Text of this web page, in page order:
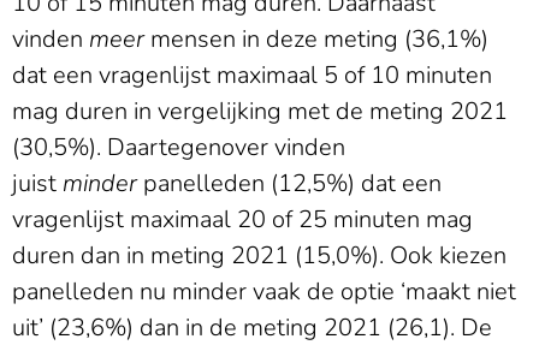
vinden meermensen in deze meting (36,1%)
dat een vragenlijst maximaal 5 of 10 minuten
mag duren in vergelijking met de meting 2021
(30,5%). Daartegenover vinden
juist minderpanelleden (12,5%) dat een
vragenlijst maximaal 20 of 25 minuten mag
duren dan in meting 2021 (15,0%). Ook kiezen
panelleden nu minder vaak de optie ‘maakt niet
uit’ (23,6%) dan in de meting 2021 (26,1). De